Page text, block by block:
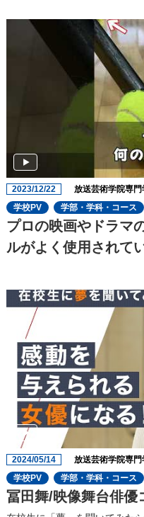
2023/12/22 放送芸術学院専門
学校PV
学部・学科・コース
プロの映画やドラマ
ルがよく使用されて
2024/05/14 放送芸術学院専門
学校PV
学部・学科・コース
冨田舞/映像舞台俳優